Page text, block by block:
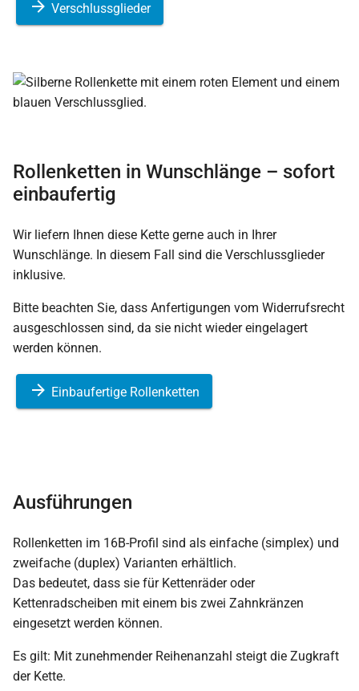
Verschlussglieder
Rollenketten in Wunschlänge – sofort
einbaufertig
Wir liefern Ihnen diese Kette gerne auch in Ihrer
Wunschlänge. In diesem Fall sind die Verschlussglieder
inklusive.
Bitte beachten Sie, dass Anfertigungen vom Widerrufsrecht
ausgeschlossen sind, da sie nicht wieder eingelagert
werden können.
Einbaufertige Rollenketten
Ausführungen
Rollenketten im 16B-Profil sind als einfache (simplex) und
zweifache (duplex) Varianten erhältlich.
Das bedeutet, dass sie für Kettenräder oder
Kettenradscheiben mit einem bis zwei Zahnkränzen
eingesetzt werden können.
Es gilt: Mit zunehmender Reihenanzahl steigt die Zugkraft
der Kette.